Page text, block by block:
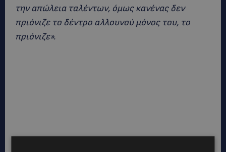
την απώλεια ταλέντων, όμως κανένας δεν
πριόνιζε το δέντρο αλλουνού μόνος του, το
πριόνιζε».